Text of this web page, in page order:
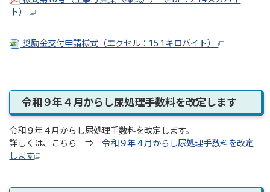
ト）
奨励金交付申請様式（エクセル：15.1キロバイト）
令和９年４月からし尿処理手数料を改定します
令和９年４月からし尿処理手数料を改定します。
詳しくは、こちら ⇒令和９年４月からし尿処理手数料を改定
します